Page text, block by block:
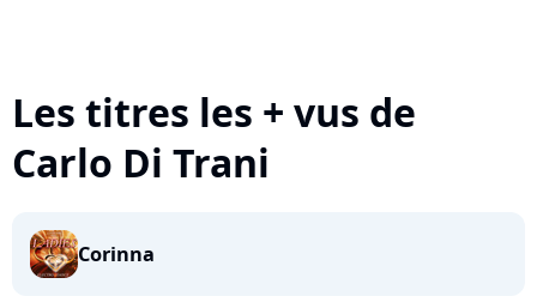
Les titres les + vus de
Carlo Di Trani
Corinna